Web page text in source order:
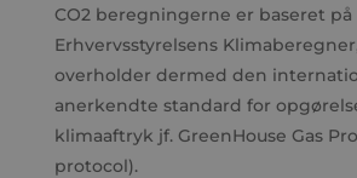
CO2 beregningerne er baseret på
Erhvervsstyrelsens
overholder dermed den
anerkendte standard for
klimaaftryk jf. GreenHouse Gas
protocol).